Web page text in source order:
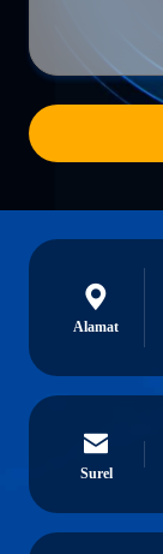
Alamat
Surel